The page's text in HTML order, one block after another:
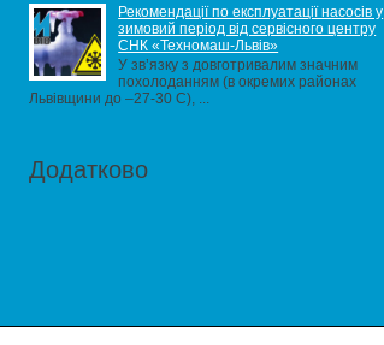
Рекомендації по експлуатації насосів у
зимовий період від сервісного центру
СНК «Техномаш-Львів»
У зв’язку з довготривалим значним
похолоданням (в окремих районах
Львівщини до –27-30 С), ...
Додатково